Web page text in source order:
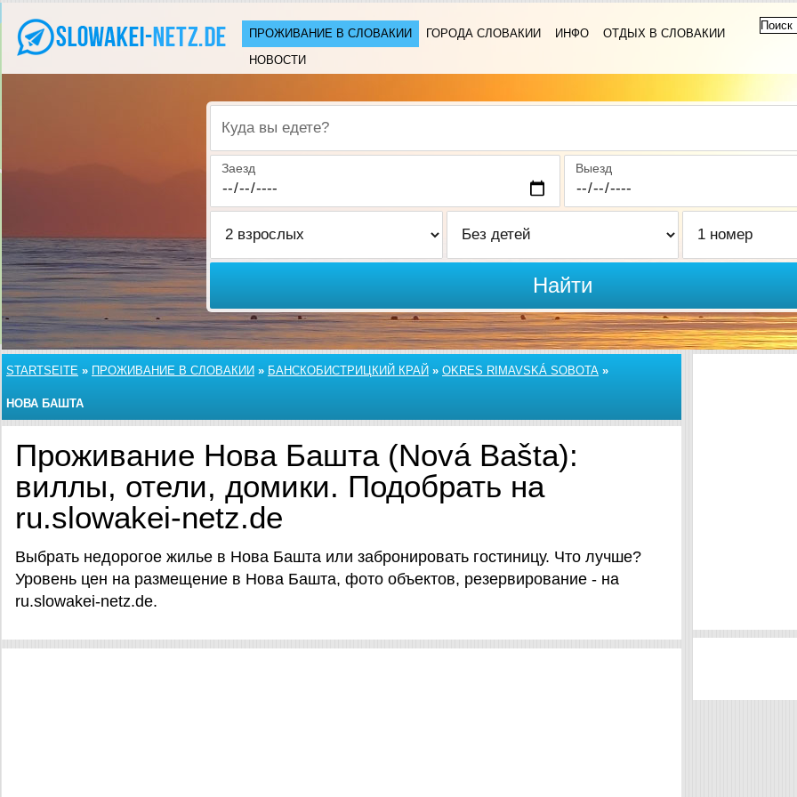
ПРОЖИВАНИЕ В СЛОВАКИИ ГОРОДА СЛОВАКИИ ИНФО
ОТДЫХ В СЛОВАКИИ
НОВОСТИ
Куда вы едете?
Заезд Выезд
Найти
STARTSEITE » ПРОЖИВАНИЕ В СЛОВАКИИ » БАНСКОБИСТРИЦКИЙ КРАЙ » OKRES RIMAVSKÁ SOBOTA »
НОВА БАШТА
Проживание Нова Башта (Nová Bašta):
виллы, отели, домики. Подобрать на
ru.slowakei-netz.de
Выбрать недорогое жилье в Нова Башта или забронировать гостиницу. Что лучше?
Уровень цен на размещение в Нова Башта, фото объектов, резервирование - на
ru.slowakei-netz.de.